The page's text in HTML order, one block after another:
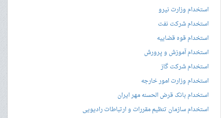
استخدام وزارت نیرو
استخدام شرکت نفت
استخدام قوه قضاییه
استخدام آموزش و پرورش
استخدام شرکت گاز
استخدام وزارت امور خارجه
استخدام بانک قرض الحسنه مهر ایران
استخدام سازمان تنظیم مقررات و ارتباطات رادیویی